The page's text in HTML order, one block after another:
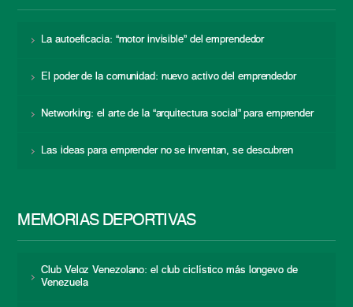
La autoeficacia: “motor invisible” del emprendedor
El poder de la comunidad: nuevo activo del emprendedor
Networking: el arte de la “arquitectura social” para emprender
Las ideas para emprender no se inventan, se descubren
MEMORIAS DEPORTIVAS
Club Veloz Venezolano: el club ciclístico más longevo de
Venezuela